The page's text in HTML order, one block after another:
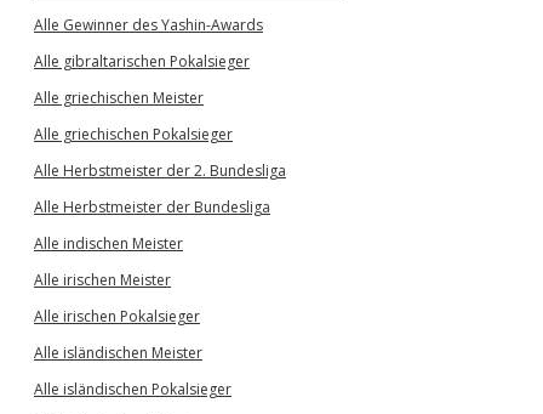
Alle Gewinner des Yashin-Awards
Alle gibraltarischen Pokalsieger
Alle griechischen Meister
Alle griechischen Pokalsieger
Alle Herbstmeister der 2. Bundesliga
Alle Herbstmeister der Bundesliga
Alle indischen Meister
Alle irischen Meister
Alle irischen Pokalsieger
Alle isländischen Meister
Alle isländischen Pokalsieger